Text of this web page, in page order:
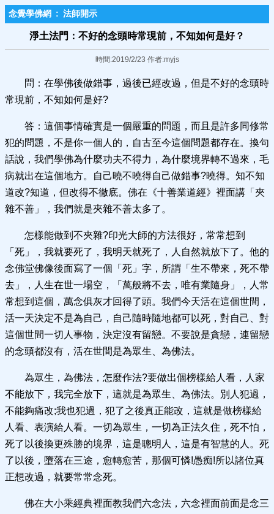
念覺學佛網 : 法師開示
淨土法門：不好的念頭時常現前，不知如何是好？
時間:2019/2/23 作者:myjs
問：在學佛後做錯事，過後已經改過，但是不好的念頭時
常現前，不知如何是好?
答：這個事情確實是一個嚴重的問題，而且是許多同修常
犯的問題，不是你一個人的，自古至今這個問題都存在。換句
話說，我們學佛為什麼功夫不得力，為什麼境界轉不過來，毛
病就出在這個地方。自己曉不曉得自己做錯事?曉得。知不知
道改?知道，但改得不徹底。佛在《十善業道經》裡面講「夾
雜不善」，我們就是夾雜不善太多了。
怎樣能做到不夾雜?印光大師的方法很好，常常想到
「死」，我就要死了，我明天就死了，人自然就放下了。他的
念佛堂佛像後面寫了一個「死」字，所謂「生不帶來，死不帶
去」，人生在世一場空，「萬般將不去，唯有業隨身」，人常
常想到這個，萬念俱灰才回得了頭。我們今天活在這個世間，
活一天決定不是為自己，自己隨時隨地都可以死，對自己、對
這個世間一切人事物，決定沒有留戀。不要說是貪戀，連留戀
的念頭都沒有，活在世間是為眾生、為佛法。
為眾生，為佛法，怎麼作法?要做出個榜樣給人看，人家
不能放下，我完全放下，這就是為眾生、為佛法。別人犯過，
不能夠痛改;我也犯過，犯了之後真正能改，這就是做榜樣給
人看、表演給人看。一切為眾生，一切為正法久住，死不怕，
死了以後換更殊勝的境界，這是聰明人，這是有智慧的人。死
了以後，墮落在三途，愈轉愈苦，那個可憐!愚痴!所以諸位真
正想改過，就要常常念死。
佛在大小乘經典裡面教我們六念法，六念裡面前面是念三